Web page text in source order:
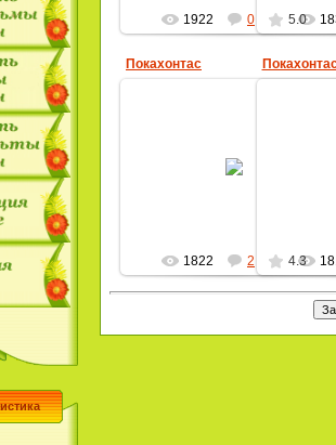
1922 0 5.0
Покахонтас
1822 2 4.3